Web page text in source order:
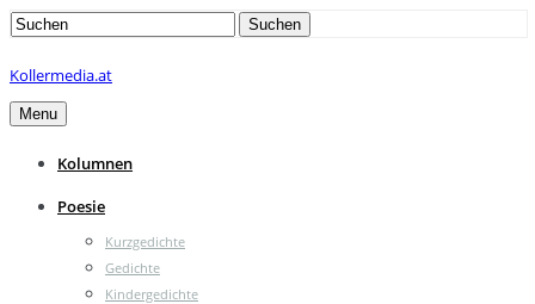
Search
Suchen
Kollermedia.at
Menu
Kolumnen
Poesie
Kurzgedichte
Gedichte
Kindergedichte